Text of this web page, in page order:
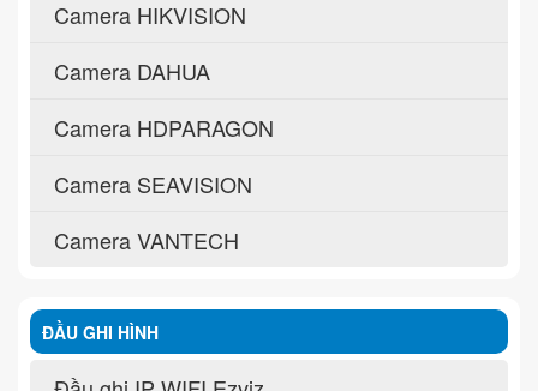
Camera HIKVISION
Camera DAHUA
Camera HDPARAGON
Camera SEAVISION
Camera VANTECH
ĐẦU GHI HÌNH